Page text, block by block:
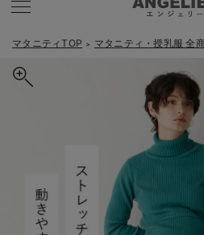
戻る
マタニティ パンツ
マタニティ スカート
戻る
マタニティ 下着・インナー全て
マタニティ ショーツ
妊婦帯・腹帯・産前ガードル
戻る
授乳トップス
戻る
マタニティ オフィス 通勤服
マタニティ ドレス（結婚式・お呼ばれ）
戻る
妊婦用 抱き枕・授乳クッション
授乳 ケープ
戻る
マタニティストッキング・タイツ
マタニティレギンス
戻る
戻る
【アウトレット】ワンピース
【アウトレット】トップス・授乳トップス
【アウトレット】ボトムス
戻る
透け防止
見えてもカワイイ
戻る
再入荷｜アウター
マタニティTOP ＞ マタニティ・授乳服 全